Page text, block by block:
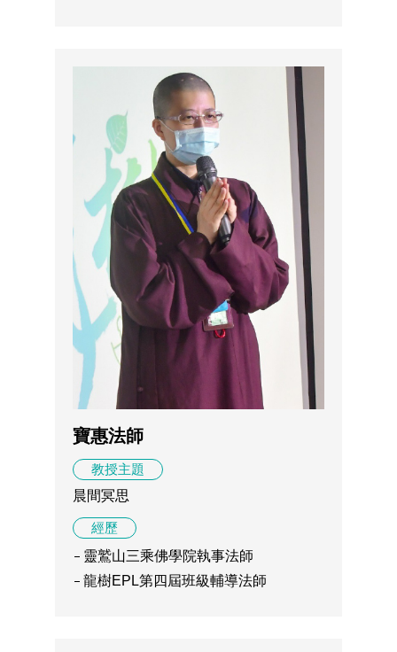
寶惠法師
教授主題
晨間冥思
經歷
靈鷲山三乘佛學院執事法師
龍樹EPL第四屆班級輔導法師